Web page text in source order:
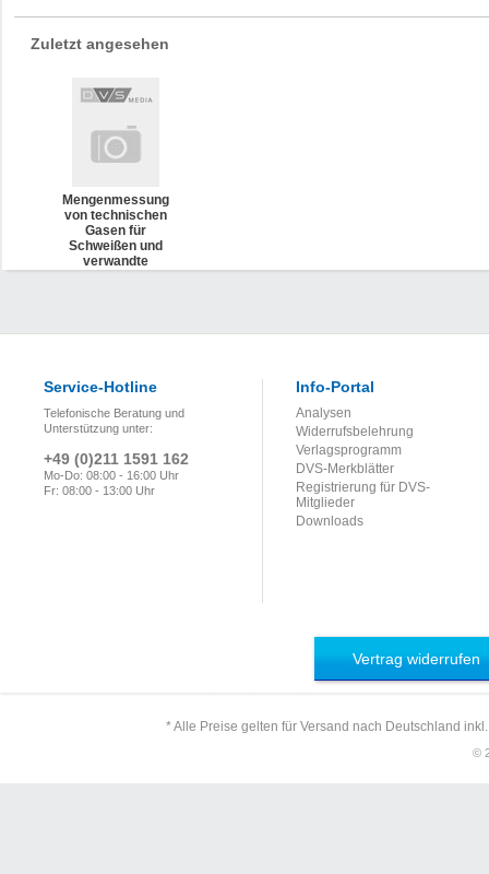
Zuletzt angesehen
Mengenmessung
von technischen
Gasen für
Schweißen und
verwandte
Service-Hotline
Telefonische Beratung und
Unterstützung unter:
+49 (0)211 1591 162
Mo-Do: 08:00 - 16:00 Uhr
Fr: 08:00 - 13:00 Uhr
Info-Portal
Analysen
Widerrufsbelehrung
Verlagsprogramm
DVS-Merkblätter
Registrierung für DVS-
Mitglieder
Downloads
Vertrag widerrufen
* Alle Preise gelten für Versand nach Deutschland
©